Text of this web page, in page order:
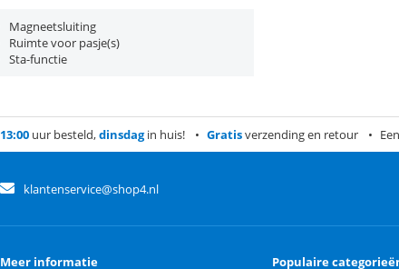
Magneetsluiting
Ruimte voor pasje(s)
Sta-functie
13:00uur besteld,dinsdagin huis! Gratisverzending en retour Een
klantenservice@shop4.nl
Meer informatie
Populaire